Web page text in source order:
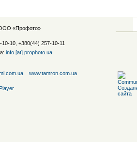
ООО «Профото»
10, +380(44) 257-10-11
info [at] prophoto.ua
www.tamron.com.ua